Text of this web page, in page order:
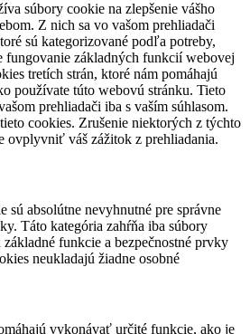
súbory cookie na zlepšenie vášho
Z nich sa vo vašom prehliadači
sú kategorizované podľa potreby,
fungovanie základných funkcií webovej
tretích strán, ktoré nám pomáhajú
používate túto webovú stránku. Tieto
prehliadači iba s vaším súhlasom.
cookies. Zrušenie niektorých z týchto
ovplyvniť váš zážitok z prehliadania.
sú absolútne nevyhnutné pre správne
Táto kategória zahŕňa iba súbory
funkcie a bezpečnostné prvky
neukladajú žiadne osobné
vykonávať určité funkcie, ako je